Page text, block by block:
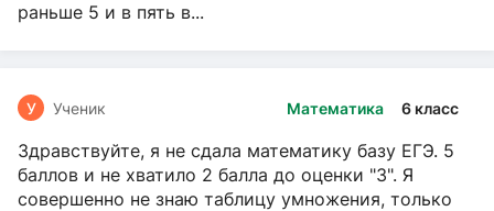
раньше 5 и в пять в...
Математика 6 класс
У Ученик
Здравствуйте, я не сдала математику базу ЕГЭ. 5
баллов и не хватило 2 балла до оценки "3". Я
совершенно не знаю таблицу умножения, только